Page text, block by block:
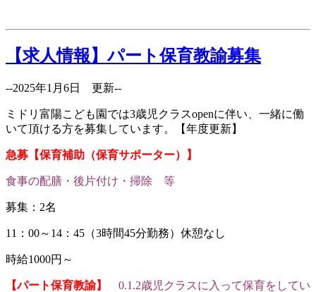
【求人情報】パート保育教諭募集
--2025年1月6日 更新--
ミドリ富陽こども園では3歳児クラスopenに伴い、一緒に働
いて頂ける方を募集しています。【年度更新】
急募【保育補助（保育サポーター）】
食事の配膳・後片付け・掃除 等
募集：2名
11：00～14：45（3時間45分勤務）休憩なし
時給1000円～
【パート保育教諭】 0.1.2歳児クラスに入って保育をしてい